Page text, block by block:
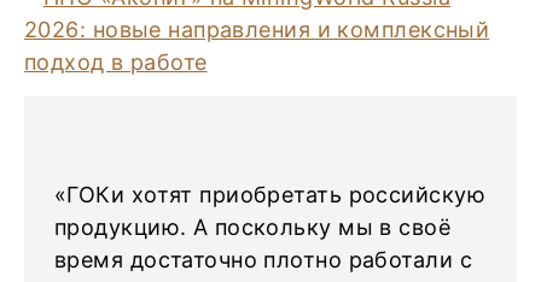
«ГОКи хотят приобретать российскую
продукцию. А поскольку мы в своё
время достаточно плотно работали с